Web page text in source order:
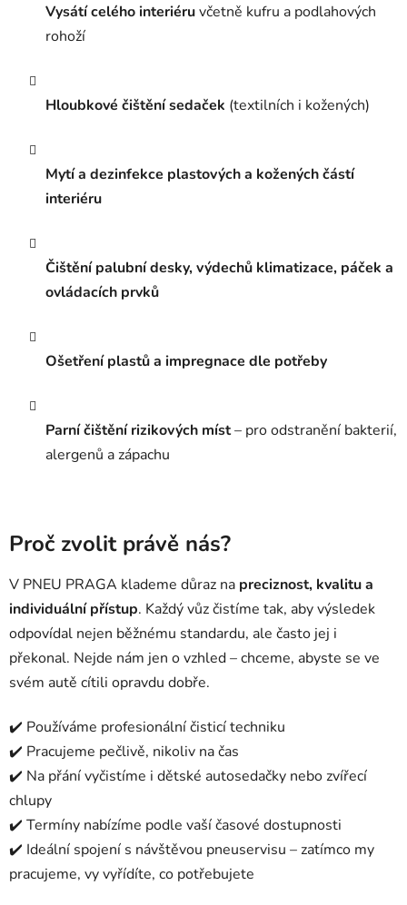
Vysátí celého interiéruvčetně kufru a podlahových
rohoží
Hloubkové čištění sedaček (textilních i kožených)
Mytí a dezinfekce plastových a kožených částí
interiéru
Čištění palubní desky, výdechů klimatizace, páček a
ovládacích prvků
Ošetření plastů a impregnace dle potřeby
Parní čištění rizikových míst– pro odstranění bakterií,
alergenů a zápachu
Proč zvolit právě nás?
V PNEU PRAGA klademe důraz na preciznost, kvalitu a
individuální přístup. Každý vůz čistíme tak, aby výsledek
odpovídal nejen běžnému standardu, ale často jej i
překonal. Nejde nám jen o vzhled – chceme, abyste se ve
svém autě cítili opravdu dobře.
✔️ Používáme profesionální čisticí techniku
✔️ Pracujeme pečlivě, nikoliv na čas
✔️ Na přání vyčistíme i dětské autosedačky nebo zvířecí
chlupy
✔️ Termíny nabízíme podle vaší časové dostupnosti
✔️ Ideální spojení s návštěvou pneuservisu – zatímco my
pracujeme, vy vyřídíte, co potřebujete